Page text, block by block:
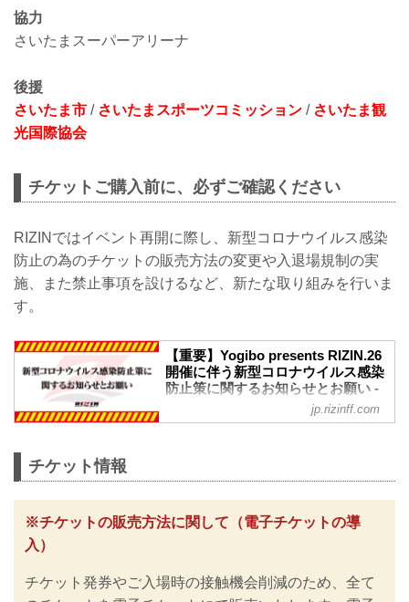
協力
さいたまスーパーアリーナ
後援
さいたま市 / さいたまスポーツコミッション / さいたま観
光国際協会
チケットご購入前に、必ずご確認ください
RIZINではイベント再開に際し、新型コロナウイルス感染
防止の為のチケットの販売方法の変更や入退場規制の実
施、また禁止事項を設けるなど、新たな取り組みを行いま
す。
【重要】Yogibo presents RIZIN.26
開催に伴う新型コロナウイルス感染
防止策に関するお知らせとお願い -
RIZIN FIGHTING FEDERATION オ
フィシャルサイト
い。
RIZINではイベント再開に際し、日本スポ
ーツ協会が作成した「スポーツイベント
の再開に向けた感染拡大予防ガイドライ
コロナウイルス感染防止の為のチケット
jp.rizinff.com
チケット情報
※チケットの販売方法に関して（電子チケットの導
入）
チケット発券やご入場時の接触機会削減のため、全て